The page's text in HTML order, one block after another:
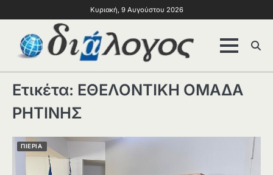
Κυριακή, 9 Αυγούστου 2026
Ετικέτα: ΕΘΕΛΟΝΤΙΚΗ ΟΜΑΔΑ
ΡΗΤΙΝΗΣ
ΠΙΕΡΙΑ